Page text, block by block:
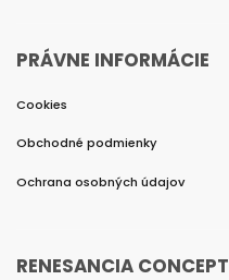
PRÁVNE INFORMÁCIE
Cookies
Obchodné podmienky
Ochrana osobných údajov
RENESANCIA CONCEPT